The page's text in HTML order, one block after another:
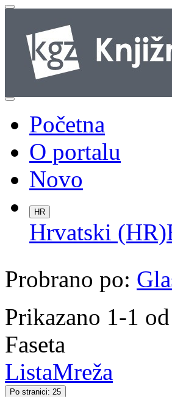
Početna
O portalu
Novo
HR
Hrvatski (HR)
Probrano po:
Prikazano 1-1
Faseta
ListaMreža
Po stranici: 25